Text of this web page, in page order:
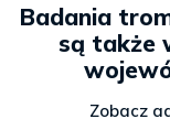
Badania
są także
Zobacz